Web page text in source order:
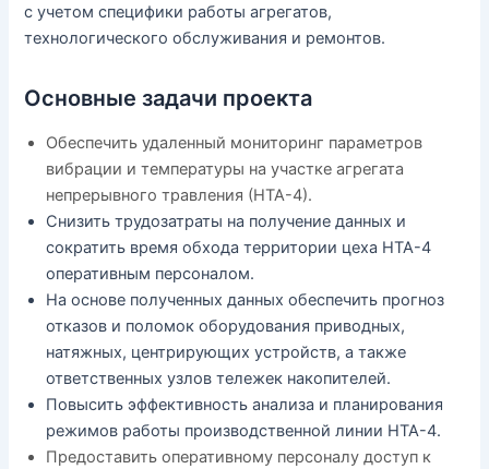
с учетом специфики работы агрегатов,
технологического обслуживания и ремонтов.
Основные задачи проекта
Обеспечить удаленный мониторинг параметров
вибрации и температуры на участке агрегата
непрерывного травления (НТА-4).
Снизить трудозатраты на получение данных и
сократить время обхода территории цеха НТА-4
оперативным персоналом.
На основе полученных данных обеспечить прогноз
отказов и поломок оборудования приводных,
натяжных, центрирующих устройств, а также
ответственных узлов тележек накопителей.
Повысить эффективность анализа и планирования
режимов работы производственной линии НТА-4.
Предоставить оперативному персоналу доступ к